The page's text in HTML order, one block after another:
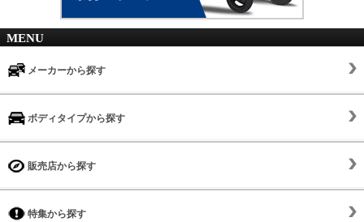
MENU
メーカーから探す
ボディタイプから探す
販売店から探す
特集から探す